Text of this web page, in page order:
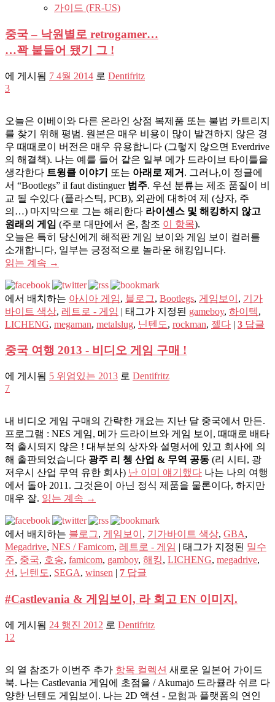
가이드 (FR-US)
중국 – 낙원별로 retrogamer…
…꽉 붙들어 됐기 그 !
에 게시됨 7 4월 2014 로 Dentifritz
3
오늘은 이베이와 다른 온라인 상점 복제품 또는 불법 카트리지
를 찾기 위해 평범. 원본은 매우 비용이 많이 발견하지 않은 경
우 때때로이 버전은 매우 유용합니다 (그렇지 않으면 Everdrive
의 해결책). 나는 예를 들어 같은 일부 메가 드라이브 타이틀을
생각한다 트윙클 이야기 또는 아래로 제거 . 그러나,이 정글에
서 “Bootlegs” il faut distinguer 범주. 우선 분류는 제조 품질이 비
교 될 수있다 (플라스틱, PCB), 외관에 대하여 제 (상자, 주
의…) 마지막으로 그는 해리한다 라이센스 및 해킹하지 않고
원래의 게임 (주로 대만에서 온, 참조 이 항목).
오늘은 특히 당신에게 해적판 게임 보이와 게임 보이 컬러를
소개합니다, 일부는 긍정적으로 놀라운 해킹입니다.
읽는 계속 →
에서 배치하는 아시아 게임, 블로그, Bootlegs, 게임보이 , 기가
바이트 색상, 레트로 - 게임 | 태그가 지정된 gameboy, 하이텍,
LICHENG, megaman, metalslug, 닌텐도, rockman, 젤다 | 3 답글
중국 여행 2013 - 비디오 게임 구매 !
에 게시됨 5 위엄있는 2013 로 Dentifritz
7
내 비디오 게임 구매의 간략한 개요는 지난 달 중국에서 만든.
프로그램 : NES 게임, 메가 드라이브와 게임 보이, 때때로 배타
적 출시되지 않은 ! 대부분의 상자와 설명서에 있고 회사에 의
해 출판되었습니다 광주 리 쳉 산업 & 무역 공동 (리 시티, 광
저우시 산업 무역 유한 회사) 난 이미 얘기했다 나는 나의 여행
에서 돌아 2011. 그것은이 아닌 정식 제품을 물론이다, 하지만
매우 잘. 읽는 계속 →
에서 배치하는 블로그, 게임보이 , 기가바이트 색상, GBA,
Megadrive, NES / Famicom, 레트로 - 게임 | 태그가 지정된 밀수
주, 중국, 호송, famicom, gamboy, 해킹, LICHENG, megadrive,
선 , 닌텐도, SEGA, winsen | 7 답글
#Castlevania & 게임보이, 라 회고 EN 이미지.
에 게시됨 24 행진 2012 로 Dentifritz
12
의 열 참조가 이번주 추가 항목 컬렉션 새로운 일본어 가이드
북. 나는 Castlevania 게임에 초점을 / Akumajō 드라큘라 쉬르 다
양한 닌텐도 게임보이. 나는 2D 액션 - 모험과 플랫폼의 연인